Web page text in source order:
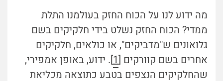
מה ידוע לנו על הכוח החזק בעולמנו התלת
ממדי? הכוח החזק נשלט בידי חלקיקים בשם
גלואונים ש"מדביקים", או כולאים, חלקיקים
אחרים בשם קוורקים [1]. ידוע, באופן אמפירי,
שהחלקיקים הנצפים בטבע כתוצאה מכליאת